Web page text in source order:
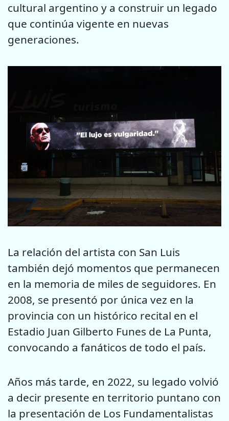
cultural argentino y a construir un legado
que continúa vigente en nuevas
generaciones.
La relación del artista con San Luis
también dejó momentos que permanecen
en la memoria de miles de seguidores. En
2008, se presentó por única vez en la
provincia con un histórico recital en el
Estadio Juan Gilberto Funes de La Punta,
convocando a fanáticos de todo el país.
Años más tarde, en 2022, su legado volvió
a decir presente en territorio puntano con
la presentación de Los Fundamentalistas